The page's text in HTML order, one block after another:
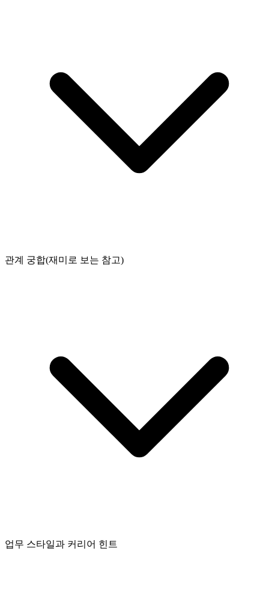
관계 궁합(재미로 보는 참고)
업무 스타일과 커리어 힌트